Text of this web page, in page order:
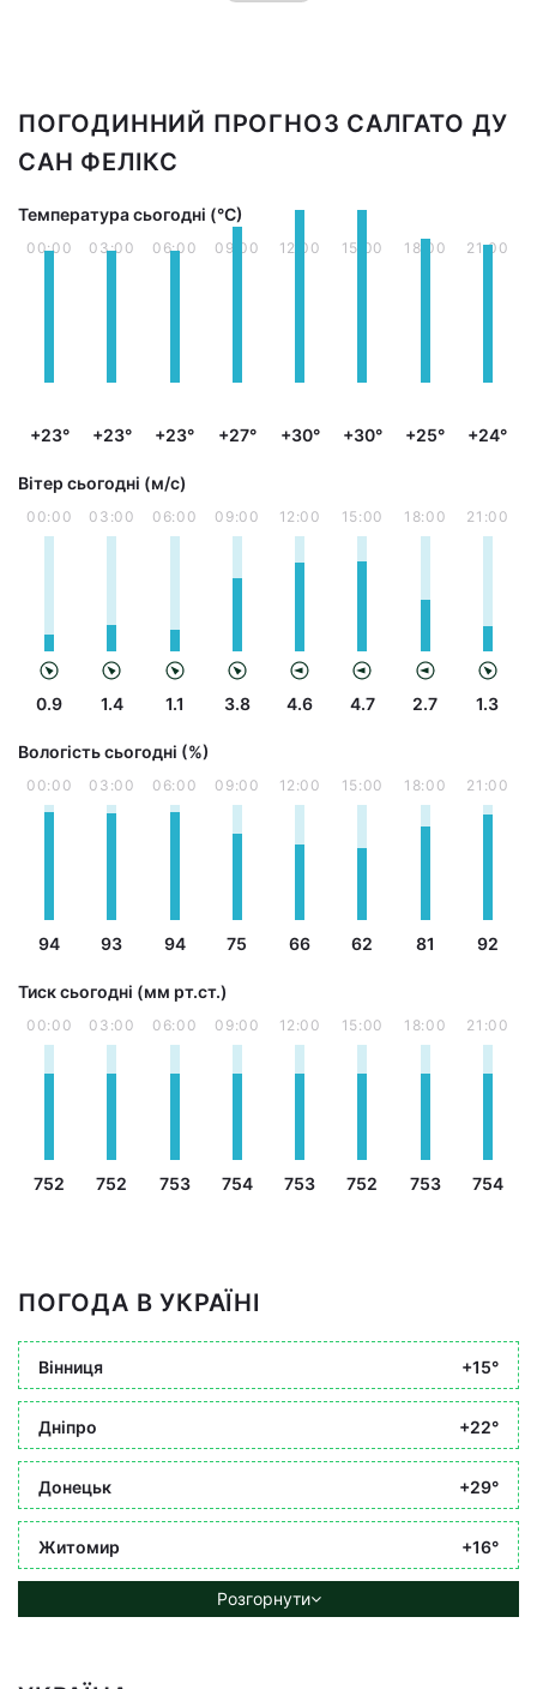
ПОГОДИННИЙ ПРОГНОЗ САЛГАТО ДУ
САН ФЕЛІКС
Температура сьогодні (°С)
00:00
+23°
03:00
+23°
06:00
+23°
09:00
+27°
12:00
+30°
15:00
+30°
18:00
+25°
21:00
+24°
Вітер сьогодні (м/с)
00:00
0.9
03:00
1.4
06:00
1.1
09:00
3.8
12:00
4.6
15:00
4.7
18:00
2.7
21:00
1.3
Вологість сьогодні (%)
00:00
94
03:00
93
06:00
94
09:00
75
12:00
66
15:00
62
18:00
81
21:00
92
Тиск сьогодні (мм рт.ст.)
00:00
752
03:00
752
06:00
753
09:00
754
12:00
753
15:00
752
18:00
753
21:00
754
ПОГОДА В УКРАЇНІ
Вінниця +15°
Дніпро +22°
Донецьк +29°
Житомир +16°
Розгорнути